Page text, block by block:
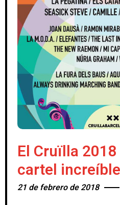
El Cruïlla
cartel increíble
21 de febrero de 2018